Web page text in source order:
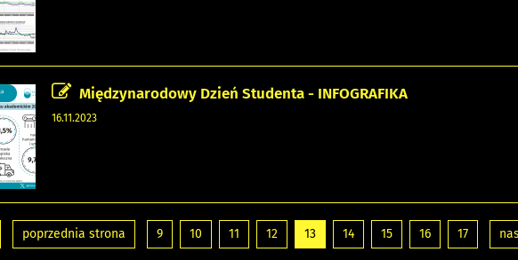
Międzynarodowy Dzień Studenta - INFOGRAFIKA
16.11.2023
poprzednia strona 9 10 11 12 13 14 15 16 17